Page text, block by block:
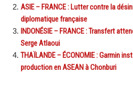
ASIE – FRANCE : Lutter contre la
diplomatique française
INDONÉSIE – FRANCE : Transfert
Serge Atlaoui
THAÏLANDE – ÉCONOMIE : Garmin
production en ASEAN à Chonburi